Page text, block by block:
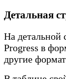
Детальная
На детальной
Progress в
другие